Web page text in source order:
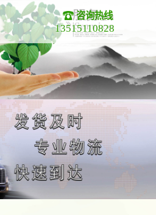
咨询热线
13515110828